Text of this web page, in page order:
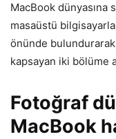
MacBook dünyasına
masaüstü
önünde
kapsayan iki bölüme
Fotoğraf
MacBook